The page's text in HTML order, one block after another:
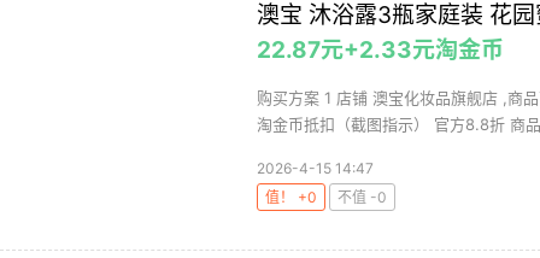
澳宝 沐浴露3瓶家庭装 花
22.87元+2.33元淘金币
购买方案 1 店铺 澳宝化妆品旗舰店 ,商
淘金币抵扣（截图指示） 官方8.8折 商
2026-4-15 14:47
值！ +0
不值 -0